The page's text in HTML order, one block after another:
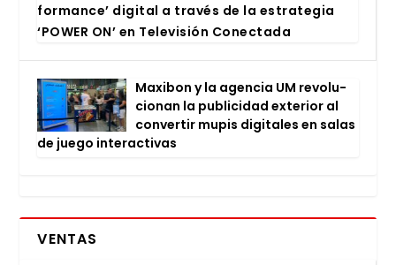
for­man­ce’ digi­tal a tra­vés de la estra­te­gia
‘POWER ON’ en Tele­vi­sión Conec­ta­da
Maxi­bon y la agen­cia UM revo­lu­
cio­nan la publi­ci­dad exte­rior al
con­ver­tir mupis digi­ta­les en salas
de jue­go inter­ac­ti­vas
VENTAS